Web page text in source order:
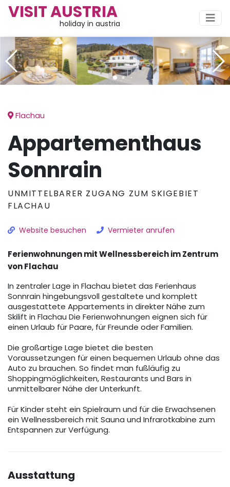
VISIT AUSTRIA
holiday in austria
Flachau
Appartementhaus
Sonnrain
UNMITTELBARER ZUGANG ZUM SKIGEBIET
FLACHAU
Website besuchen Vermieter anrufen
Ferienwohnungen mit Wellnessbereich im Zentrum
von Flachau
In zentraler Lage in Flachau bietet das Ferienhaus
Sonnrain hingebungsvoll gestaltete und komplett
ausgestattete Appartements in direkter Nähe zum
Skilift in Flachau Die Ferienwohnungen eignen sich für
einen Urlaub für Paare, für Freunde oder Familien.
Die großartige Lage bietet die besten
Voraussetzungen für einen bequemen Urlaub ohne das
Auto zu brauchen. So findet man fußläufig zu
Shoppingmöglichkeiten, Restaurants und Bars in
unmittelbarer Nähe der Unterkunft.
Für Kinder steht ein Spielraum und für die Erwachsenen
ein Wellnessbereich mit Sauna und Infrarotkabine zum
Entspannen zur Verfügung.
Ausstattung